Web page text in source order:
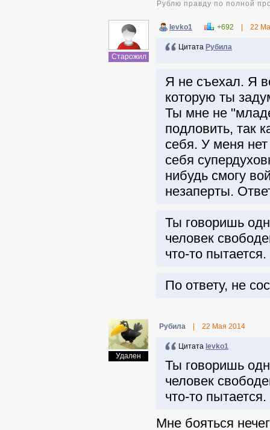
Рублю правду по полной
Старожил
levko1 +692 22
Цитата Pyбила
Я не съехал. Я
которую ты
Ты мне не
подловить, так
себя. У меня
себя
нибудь смогу
незаперты.
Ты говоришь
человек
что-то пытается.
По ответу, не
Удален
Pyбила 22 Мая 2014
Цитата levko1
Ты говоришь
человек
что-то пытается.
Мне бояться